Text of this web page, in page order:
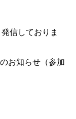
信しておりま
お知らせ（参加